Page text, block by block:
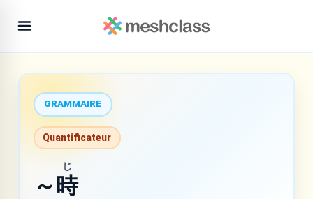
GRAMMAIRE
Quantificateur
～時
じ